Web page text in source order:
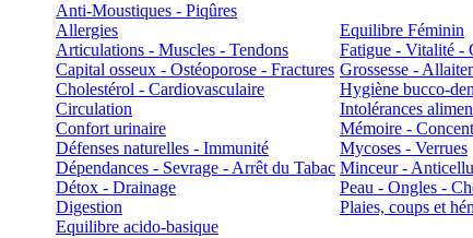
Anti-Moustiques - Piqûres
Allergies
Articulations - Muscles - Tendons
Capital osseux - Ostéoporose - Fractures
Cholestérol - Cardiovasculaire
Circulation
Confort urinaire
Défenses naturelles - Immunité
Dépendances - Sevrage - Arrêt du Tabac
Détox - Drainage
Digestion
Equilibre acido-basique
Equilibre Féminin
Fatigue - Vitalité -
Grossesse -
Hygiène bucco-
Intolérances
Mémoire -
Mycoses - Verrues
Minceur -
Peau - Ongles -
Plaies, coups et